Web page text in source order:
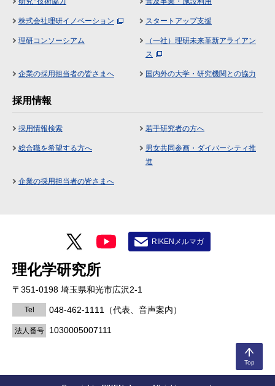
Top
株式会社理研イノベーション スタートアップ支援
理研コンソーシアム
（一社）理研未来革新アライアン
ス
企業の採用担当者の皆さまへ 国内外の大学・研究機関との協力
採用情報
採用情報検索 若手研究者の方へ
総合職を希望する方へ
男女共同参画・ダイバーシティ推
進
企業の採用担当者の皆さまへ
理化学研究所
〒351-0198 埼玉県和光市広沢2-1
Tel 048-462-1111 （代表、音声案内）
法人番号 1030005007111
RIKENメルマガ